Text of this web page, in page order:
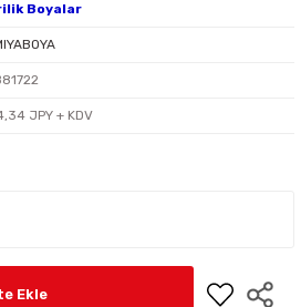
Boyalar
JPY + KDV
Ekle